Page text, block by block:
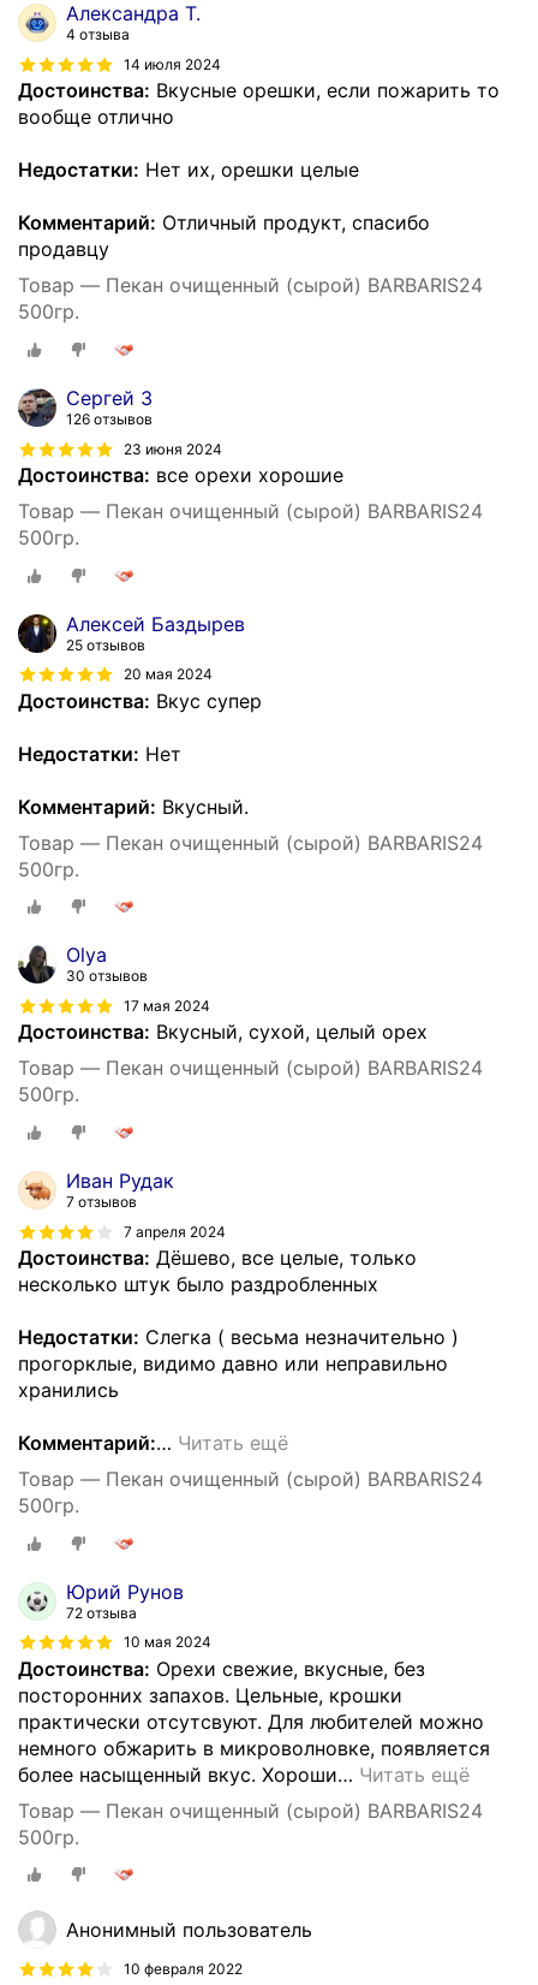
Александра Т.
4 отзыва
14 июля 2024
Достоинства: Вкусные орешки, если пожарить то
вообще отлично
Недостатки: Нет их, орешки целые
Комментарий: Отличный продукт, спасибо
продавцу
Товар — Пекан очищенный (сырой) BARBARIS24
500гр.
Сергей З
126 отзывов
23 июня 2024
Достоинства: все орехи хорошие
Товар — Пекан очищенный (сырой) BARBARIS24
500гр.
Алексей Баздырев
25 отзывов
20 мая 2024
Достоинства: Вкус супер
Недостатки: Нет
Комментарий: Вкусный.
Товар — Пекан очищенный (сырой) BARBARIS24
500гр.
Olya
30 отзывов
17 мая 2024
Достоинства: Вкусный, сухой, целый орех
Товар — Пекан очищенный (сырой) BARBARIS24
500гр.
Иван Рудак
7 отзывов
7 апреля 2024
Достоинства: Дёшево, все целые, только
несколько штук было раздробленных
Недостатки: Слегка ( весьма незначительно )
прогорклые, видимо давно или неправильно
хранились
Комментарий:… Читать ещё
Товар — Пекан очищенный (сырой) BARBARIS24
500гр.
Юрий Рунов
72 отзыва
10 мая 2024
Достоинства: Орехи свежие, вкусные, без
посторонних запахов. Цельные, крошки
практически отсутсвуют. Для любителей можно
немного обжарить в микроволновке, появляется
более насыщенный вкус. Хороши… Читать ещё
Товар — Пекан очищенный (сырой) BARBARIS24
500гр.
Анонимный пользователь
10 февраля 2022